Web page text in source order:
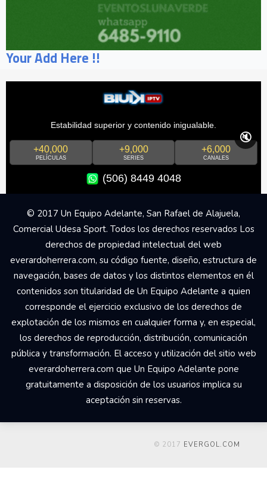
Your Add Here !!
Estabilidad superior y contenido inigualable.
+40,000
PELÍCULAS
+9,000
SERIES
+6,000
CANALES
(506) 8449 4048
🔇
© 2017 Un Equipo Adelante, San Rafael de Alajuela,
Comercial Udesa Sport. Todos los derechos reservados Los
derechos de propiedad intelectual del web
everardoherrera.com, su código fuente, diseño, estructura de
navegación, bases de datos y los distintos elementos en él
contenidos son titularidad de Un Equipo Adelante a quien
corresponde el ejercicio exclusivo de los derechos de
explotación de los mismos en cualquier forma y, en especial,
los derechos de reproducción, distribución, comunicación
pública y transformación. El acceso y utilización del sitio web
everardoherrera.com que Un Equipo Adelante pone
gratuitamente a disposición de los usuarios implica su
aceptación sin reservas.
© 2017 EVERGOL.COM